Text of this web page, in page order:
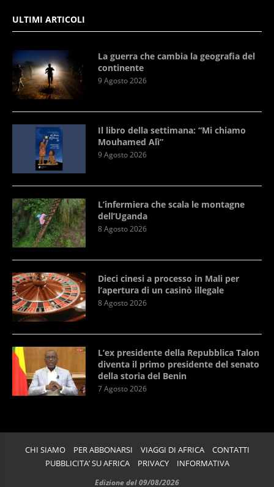
ULTIMI ARTICOLI
La guerra che cambia la geografia del
continente
9 Agosto 2026
Il libro della settimana: “Mi chiamo
Mouhamed Alì”
9 Agosto 2026
L’infermiera che scala le montagne
dell’Uganda
8 Agosto 2026
Dieci cinesi a processo in Mali per
l’apertura di un casinò illegale
8 Agosto 2026
L’ex presidente della Repubblica Talon
diventa il primo presidente del senato
della storia del Benin
7 Agosto 2026
CHI SIAMO PER ABBONARSI VIAGGI DI AFRICA
CONTATTI
PUBBLICITA’ SU AFRICA
PRIVACY
INFORMATIVA
Edizione del 09/08/2026